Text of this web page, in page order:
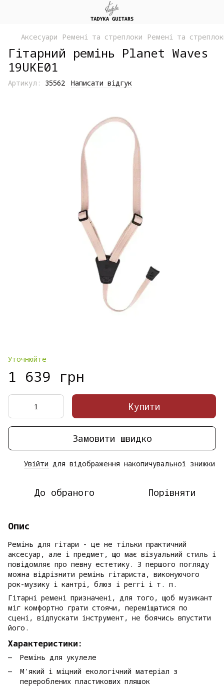
Аксесуари Ремені та стреплоки Ремені та
Гітарний ремінь Planet Waves
19UKE01
Артикул: 35562 Написати відгук
Уточнюйте
1 639 грн
Купити
Замовити швидко
Увійти для відображення накопичувальної знижки
До обраного Порівняти
Опис
Ремінь для гітари - це не тільки практичний
аксесуар, але і предмет, що має візуальний стиль і
повідомляє про певну естетику. З першого погляду
можна відрізнити ремінь гітариста, виконуючого
рок-музику і кантрі, блюз і реггі і т. п.
Гітарні ремені призначені, для того, щоб музикант
міг комфортно грати стоячи, переміщатися по
сцені, відпускати інструмент, не боячись впустити
його.
Характеристики:
Ремінь для укулеле
М'який і міцний екологічний матеріал з
перероблених пластикових пляшок